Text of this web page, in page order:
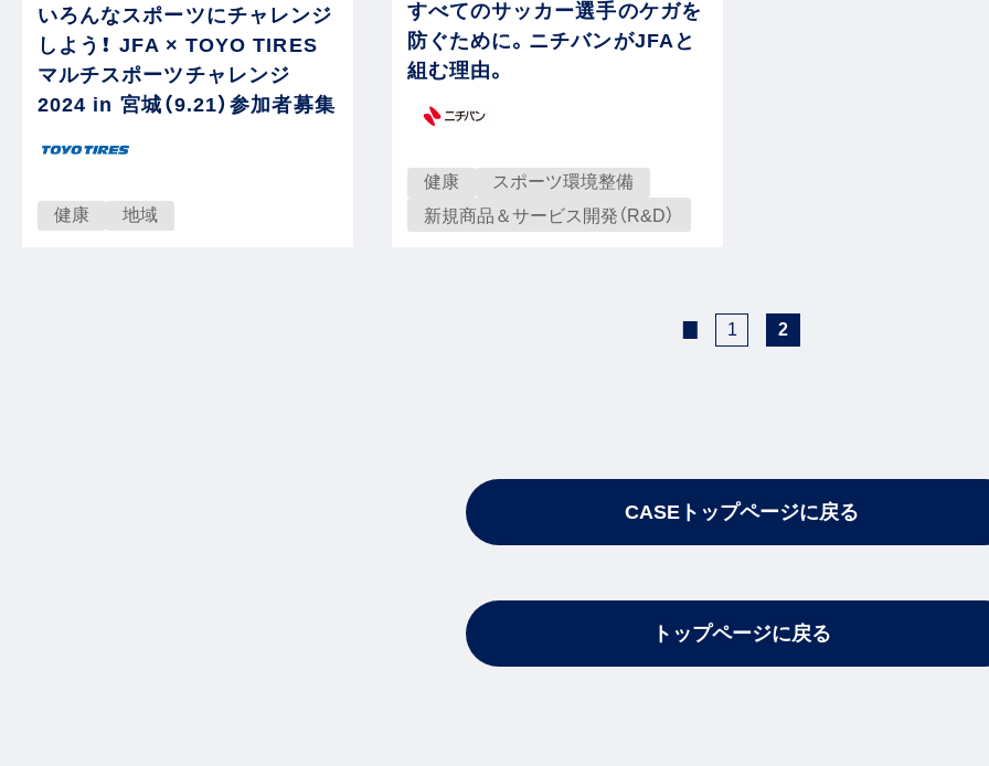
いろんなスポーツにチャレンジ
しよう！ JFA × TOYO TIRES
マルチスポーツチャレンジ
2024 in 宮城（9.21）参加者募集
健康 地域
すべてのサッカー選手のケガを
防ぐために。ニチバンがJFAと
組む理由。
健康
スポーツ環境整備
新規商品＆サービス開発（R&D）
1 2
CASEトップページに戻る
トップページに戻る